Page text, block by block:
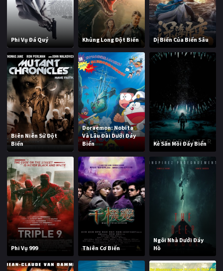
Phi Vụ Đá Quý Khủng Long Đột Biến Dị Biến Của Biển Sâu
Biên Niên Sử Đột
Biến
Doraemon: Nobita
Và Lâu Đài Dưới Đáy
Biển
Kẻ Săn Mồi Đáy Biển
Phi Vụ 999 Thiên Cơ Biến
Ngôi Nhà Dưới Đáy
Hồ